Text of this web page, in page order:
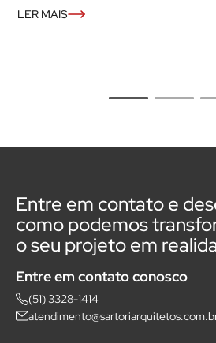
LER MAIS
Entre em contato e
como podemos
o seu projeto em
Entre em contato conosco
(51) 3328-1414